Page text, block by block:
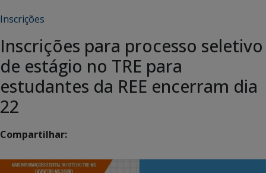
Inscrições
Inscrições para processo seletivo
de estágio no TRE para
estudantes da REE encerram dia
22
Compartilhar: